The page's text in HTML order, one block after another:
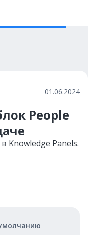
01.06.2024
People
Knowledge Panels.